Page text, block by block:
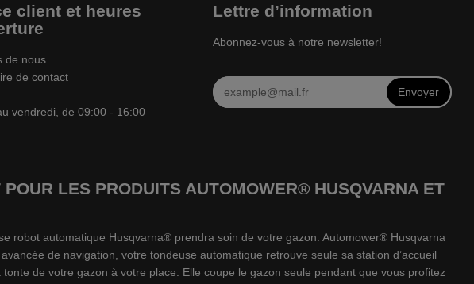
client et heures
de nous
de contact
vendredi, de 09:00 - 16:00
Lettre d’information
Abonnez-vous à notre newsletter!
Envoyer
LES PRODUITS AUTOMOWER® HUSQVARNA ET
robot automatique Husqvarna® prendra soin de votre gazon. Automower® Husqvarna
de navigation, votre tondeuse automatique retrouve seule sa station d’accueil
de votre gazon à votre place. Elle coupe le gazon seule pendant que vous profitez